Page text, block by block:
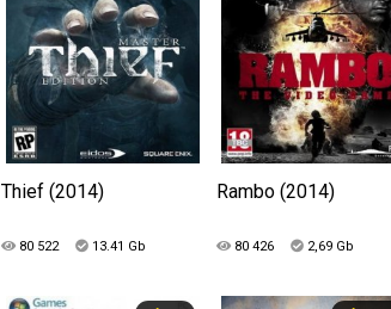
Thief (2014)
80 522 13.41 Gb
Rambo (2014)
80 426 2,69 Gb